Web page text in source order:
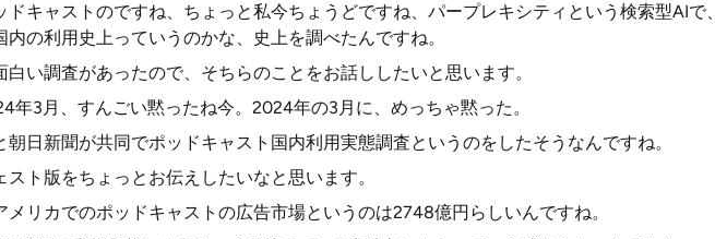
キャストのですね、ちょっと私今ちょうどですね、パープレキシティという検索型AIで、
の利用史上っていうのかな、史上を調べたんですね。
白い調査があったので、そちらのことをお話ししたいと思います。
年3月、すんごい黙ったね今。2024年の3月に、めっちゃ黙った。
日新聞が共同でポッドキャスト国内利用実態調査というのをしたそうなんですね。
ト版をちょっとお伝えしたいなと思います。
メリカでのポッドキャストの広告市場というのは2748億円らしいんですね。